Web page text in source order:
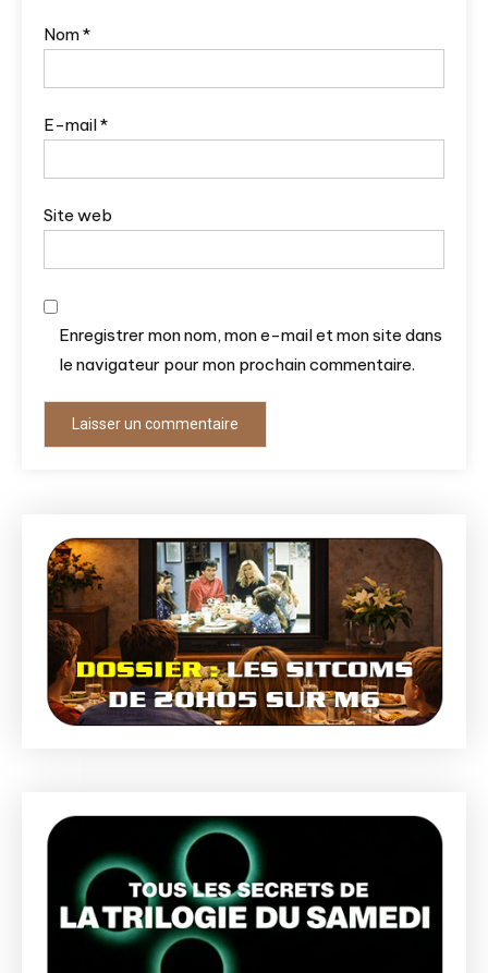
Nom*
E-mail*
Site web
Enregistrer mon nom, mon e-mail et mon site dans
le navigateur pour mon prochain commentaire.